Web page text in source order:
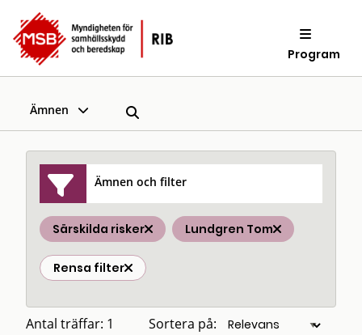
Program
Ämnen
Ämnen och filter
Särskilda risker Lundgren Tom
Rensa filter
Antal träffar: 1 Sortera på: